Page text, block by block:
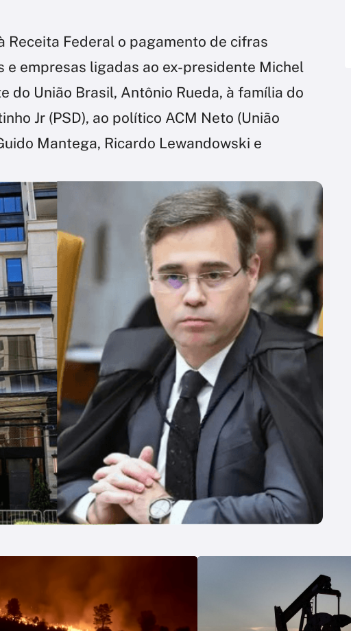
Receita Federal o pagamento de cifras
e empresas ligadas ao ex-presidente Michel
do União Brasil, Antônio Rueda, à família do
Jr (PSD), ao político ACM Neto (União
Mantega, Ricardo Lewandowski e